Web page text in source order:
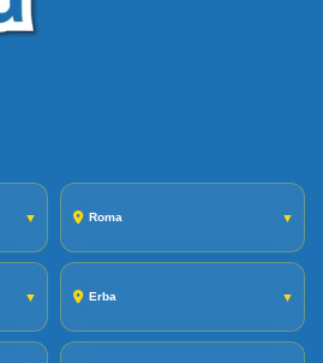
▼ Roma ▼
▼ Erba ▼